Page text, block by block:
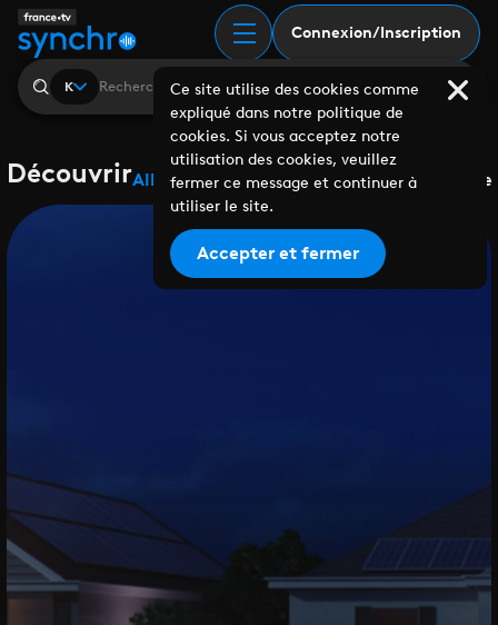
Connexion/Inscription
K
DécouvrirAlbumsPlaylistsCollaborationsLabels Genre
Ce site utilise des cookies comme
expliqué dans notre politique de
cookies. Si vous acceptez notre
utilisation des cookies, veuillez
fermer ce message et continuer à
utiliser le site.
Accepter et fermer